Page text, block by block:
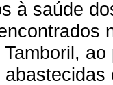
à saúde